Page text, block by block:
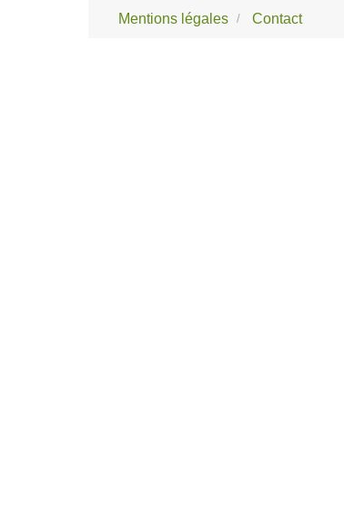
Mentions légales Contact